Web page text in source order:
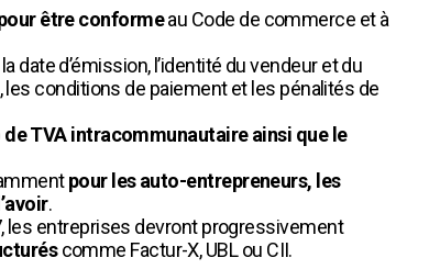
être conformeau Code de commerce et à
date d’émission, l’identité du vendeur et du
conditions de paiement et les pénalités de
de TVA intracommunautaire ainsi que le
pour les auto-entrepreneurs, les
.
les entreprises devront progressivement
comme Factur-X, UBL ou CII.